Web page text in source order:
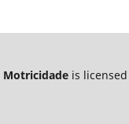
Motricidade is